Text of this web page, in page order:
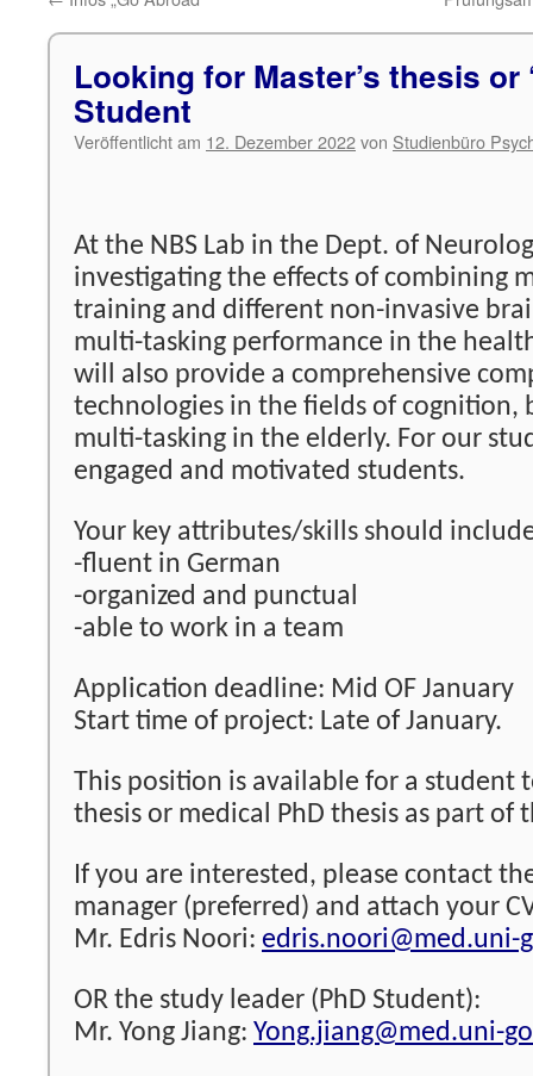
Looking for Master’s thesis or
Student
Veröffentlicht am 12. Dezember 2022von Studienbüro
At the NBS Lab in the Dept. of
investigating the effects of combining
training and different non-invasive
multi-tasking performance in the
will also provide a comprehensive
technologies in the fields of cognition,
multi-tasking in the elderly. For our
engaged and motivated students.
Your key attributes/skills should
-fluent in German
-organized and punctual
-able to work in a team
Application deadline: Mid OF January
Start time of project: Late of January.
This position is available for a student
thesis or medical PhD thesis as part of
If you are interested, please contact
manager (preferred) and attach your
Mr. Edris Noori: edris.noori@med.uni-
OR the study leader (PhD Student):
Mr. Yong Jiang: Yong.jiang@med.uni-